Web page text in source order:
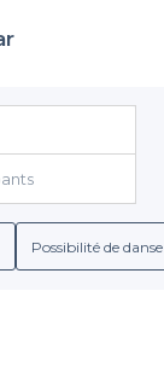
Possibilité de